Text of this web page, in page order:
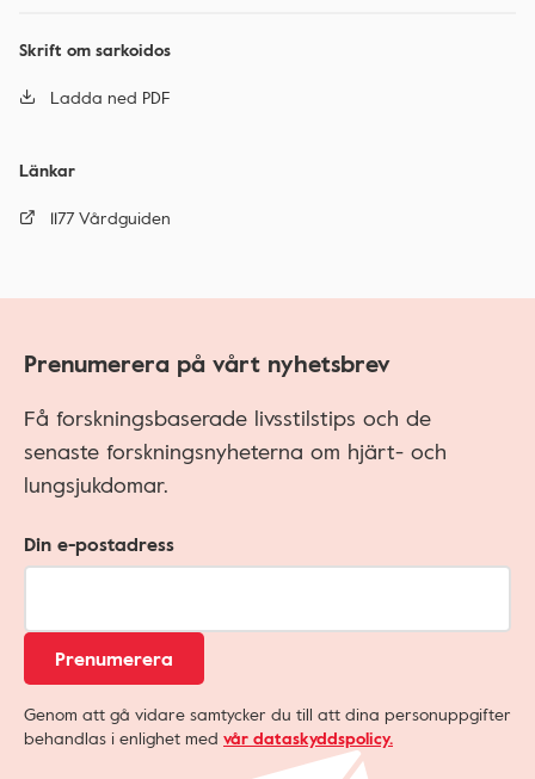
Skrift om sarkoidos
Ladda ned PDF
Länkar
1177 Vårdguiden
Prenumerera på vårt nyhetsbrev
Få forskningsbaserade livsstilstips och de
senaste forskningsnyheterna om hjärt- och
lungsjukdomar.
Din e-postadress
Prenumerera
Genom att gå vidare samtycker du till att dina personuppgifter
behandlas i enlighet med vår dataskyddspolicy.